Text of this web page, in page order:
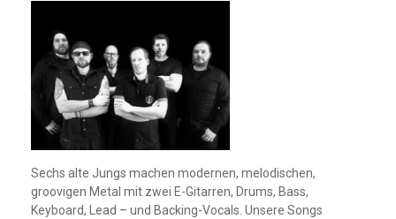
Sechs alte Jungs machen modernen, melodischen,
groovigen Metal mit zwei E-Gitarren, Drums, Bass,
Keyboard, Lead – und Backing-Vocals. Unsere Songs